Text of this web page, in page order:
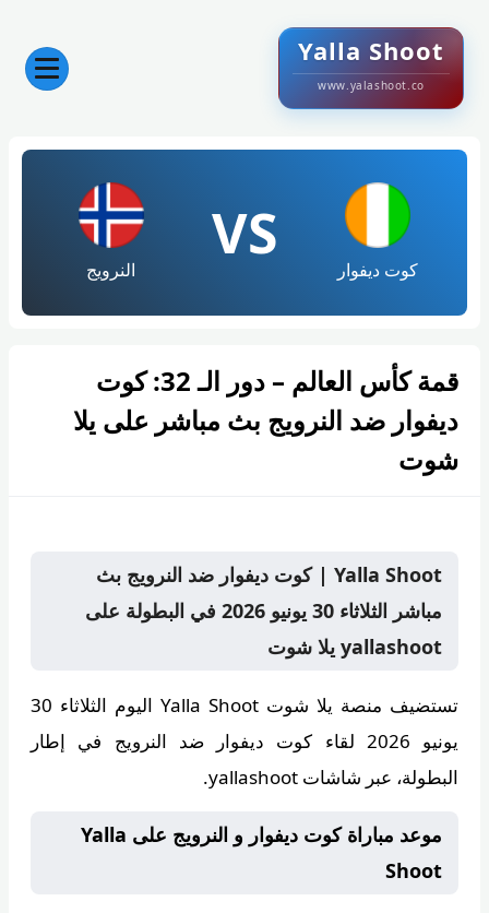
Yalla Shoot
www.yalashoot.co
كوت ديفوار
VS
النرويج
قمة كأس العالم – دور الـ 32: كوت
ديفوار ضد النرويج بث مباشر على يلا
شوت
Yalla Shoot | كوت ديفوار ضد النرويج بث
مباشر الثلاثاء 30 يونيو 2026 في البطولة على
yallashoot يلا شوت
تستضيف منصة يلا شوت Yalla Shoot
اليوم الثلاثاء 30
يونيو 2026 لقاء كوت ديفوار ضد النرويج في إطار
البطولة، عبر شاشات yallashoot.
موعد مباراة كوت ديفوار و النرويج على Yalla
Shoot